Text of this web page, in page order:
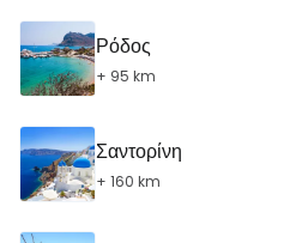
Ρόδος
+ 95 km
Σαντορίνη
+ 160 km